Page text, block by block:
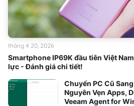
Smartphone IP69K đầu tiên Việt
lực - Đánh giá chi tiết!
tháng 4 20, 2026
Chuyển PC Cũ
Nguyên Vẹn Apps,
Veeam Agent for